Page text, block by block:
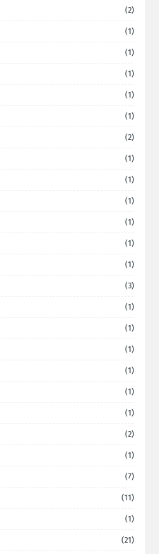
(2)
(1)
(1)
(1)
(1)
(1)
(2)
(1)
(1)
(1)
(1)
(1)
(1)
(3)
(1)
(1)
(1)
(1)
(1)
(1)
(2)
(1)
(7)
(11)
(1)
(21)